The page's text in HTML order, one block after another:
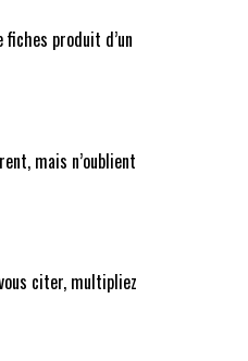
produit d’un
mais n’oublient
citer, multipliez